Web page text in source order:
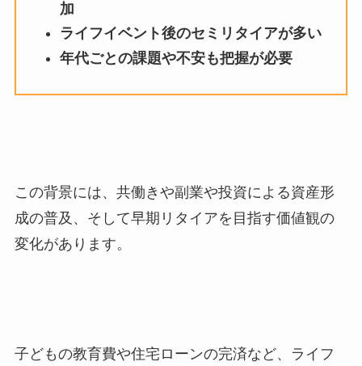
加
ライフイベント後のセミリタイアが多い
年代ごとの課題や不安も把握が必要
この背景には、共働きや副業や投資による資産形
成の普及、そして早期リタイアを目指す価値観の
変化があります。
子どもの教育費や住宅ローンの完済など、ライフ